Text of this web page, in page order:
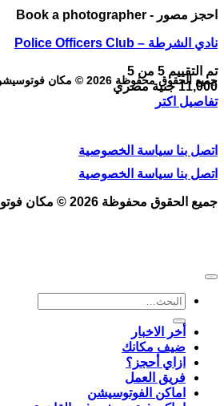
احجز مصور - Book a photographer
نادي الشرطة – Police Officers Club
تم التقييم 5 من 5
11,000 جنية مصري
تفاصيل اكتر
جميع الحقوق محفوظة 2026 © مكان فوتوسيشن
اتصل بنا سياسة الخصوصية
اتصل بنا سياسة الخصوصية
جميع الحقوق محفوظة 2026 © مكان فوتوسيشن
البحث
أخر الاخبار
ضيف مكانك
ازاي أحجز؟
فريق العمل
اماكن الفوتوسيشن